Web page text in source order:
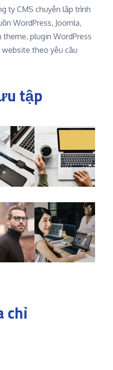
ty CMS chuyên lập trình
WordPress, Joomla,
theme, plugin WordPress
theo yêu cầu
tập
chỉ